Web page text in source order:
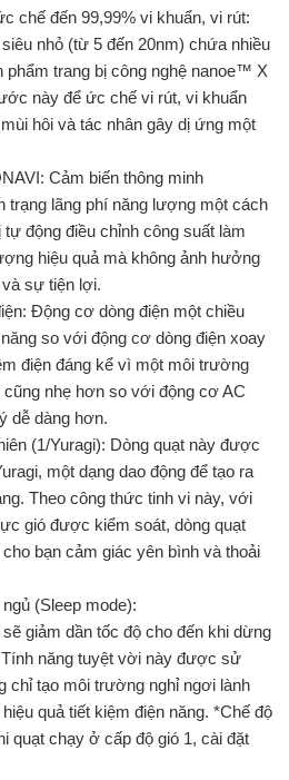
chế đến 99,99% vi khuẩn, vi rút:
nhỏ (từ 5 đến 20nm) chứa nhiều
phẩm trang bị công nghệ nanoe™ X
này để ức chế vi rút, vi khuẩn
hôi và tác nhân gây dị ứng một
Cảm biến thông minh
trạng lãng phí năng lượng một cách
động điều chỉnh công suất làm
hiệu quả mà không ảnh hưởng
sự tiện lợi.
Động cơ dòng điện một chiều
so với động cơ dòng điện xoay
điện đáng kể vì một môi trường
nhẹ hơn so với động cơ AC
dễ dàng hơn.
(1/Yuragi): Dòng quạt này được
một dạng dao động để tạo ra
Theo công thức tinh vi này, với
gió được kiểm soát, dòng quạt
bạn cảm giác yên bình và thoải
(Sleep mode):
giảm dần tốc độ cho đến khi dừng
năng tuyệt vời này được sử
chỉ tạo môi trường nghỉ ngơi lành
quả tiết kiệm điện năng. *Chế độ
quạt chạy ở cấp độ gió 1, cài đặt